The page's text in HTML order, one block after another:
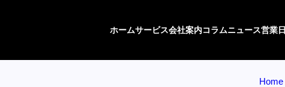
ホームサービス会社案内コラムニュース営業日
Home